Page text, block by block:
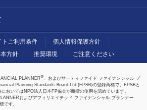
トご利用条件
個人情報保護方針
方針
推奨環境 ご注意ください
PLANNER®、およびサーティファイド ファイナンシャル プ
Planning Standards Board Ltd.(FPSB)の登録商標で、FPSBと
おいてはNPO法人日本FP協会が商標の使用を認めています。
およびアフィリエイテッド ファイナンシャル プランナー
です。